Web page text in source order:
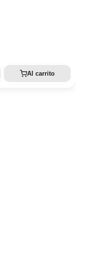
Al carrito